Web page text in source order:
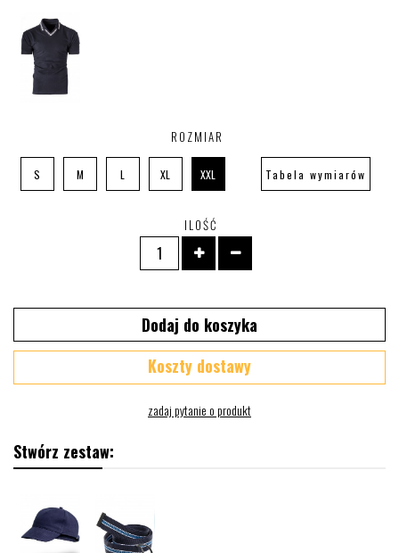
ROZMIAR
S M L XL XXL Tabela wymiarów
ILOŚĆ
Dodaj do koszyka
Koszty dostawy
Stwórz zestaw: